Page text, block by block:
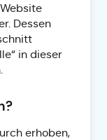
Dessen
in dieser
erhoben,